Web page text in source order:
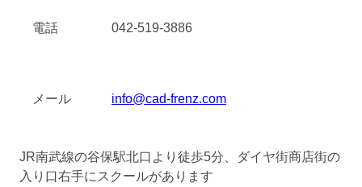
電話 042-519-3886
メール info@cad-frenz.com
JR南武線の谷保駅北口より徒歩5分、ダイヤ街商店街の
入り口右手にスクールがあります